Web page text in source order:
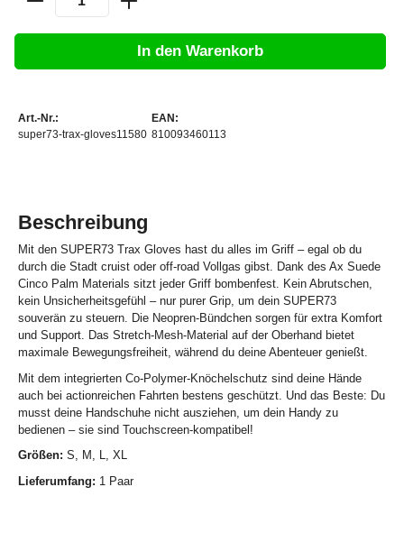
In den Warenkorb
Art.-Nr.:
super73-trax-gloves11580
EAN:
810093460113
Beschreibung
Mit den SUPER73 Trax Gloves hast du alles im Griff – egal ob du
durch die Stadt cruist oder off-road Vollgas gibst. Dank des Ax Suede
Cinco Palm Materials sitzt jeder Griff bombenfest. Kein Abrutschen,
kein Unsicherheitsgefühl – nur purer Grip, um dein SUPER73
souverän zu steuern. Die Neopren-Bündchen sorgen für extra Komfort
und Support. Das Stretch-Mesh-Material auf der Oberhand bietet
maximale Bewegungsfreiheit, während du deine Abenteuer genießt.
Mit dem integrierten Co-Polymer-Knöchelschutz sind deine Hände
auch bei actionreichen Fahrten bestens geschützt. Und das Beste: Du
musst deine Handschuhe nicht ausziehen, um dein Handy zu
bedienen – sie sind Touchscreen-kompatibel!
Größen: S, M, L, XL
Lieferumfang: 1 Paar